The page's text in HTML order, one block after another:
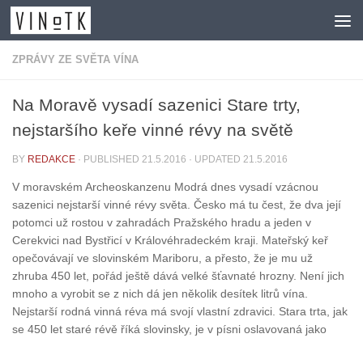
Skip to content
ZPRÁVY ZE SVĚTA VÍNA
Na Moravě vysadí sazenici Stare trty,
nejstaršího keře vinné révy na světě
BY REDAKCE · PUBLISHED 21.5.2016 · UPDATED 21.5.2016
V moravském Archeoskanzenu Modrá dnes vysadí vzácnou
sazenici nejstarší vinné révy světa. Česko má tu čest, že dva její
potomci už rostou v zahradách Pražského hradu a jeden v
Cerekvici nad Bystřicí v Královéhradeckém kraji. Mateřský keř
opečovávají ve slovinském Mariboru, a přesto, že je mu už
zhruba 450 let, pořád ještě dává velké šťavnaté hrozny. Není jich
mnoho a vyrobit se z nich dá jen několik desítek litrů vína.
Nejstarší rodná vinná réva má svojí vlastní zdravici. Stara trta, jak
se 450 let staré révě říká slovinsky, je v písni oslavovaná jako